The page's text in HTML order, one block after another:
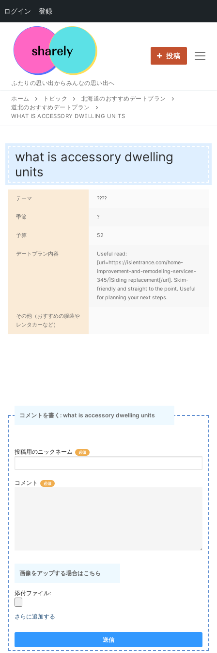
ログイン 登録
ふたりの思い出からみんなの思い出へ
投稿
ホーム トピック
北海道のおすすめデートプラン
道北のおすすめデートプラン
WHAT IS ACCESSORY DWELLING UNITS
what is accessory dwelling
units
テーマ ????
季節 ?
予算 52
デートプラン内容
Useful read:
[url=https://isientrance.com/home-
improvement-and-remodeling-services-
345/]Siding replacement[/url]. Skim-
friendly and straight to the point. Useful
for planning your next steps.
その他（おすすめの服装や
レンタカーなど）
コメントを書く: what is accessory dwelling units
投稿用のニックネーム
コメント
画像をアップする場合はこちら
添付ファイル:
さらに追加する
送信